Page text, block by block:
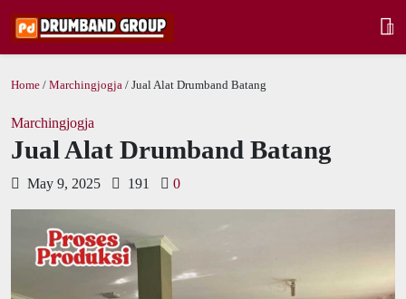
Home / Marchingjogja / Jual Alat Drumband Batang
Marchingjogja
Jual Alat Drumband Batang
May 9, 2025 191 0